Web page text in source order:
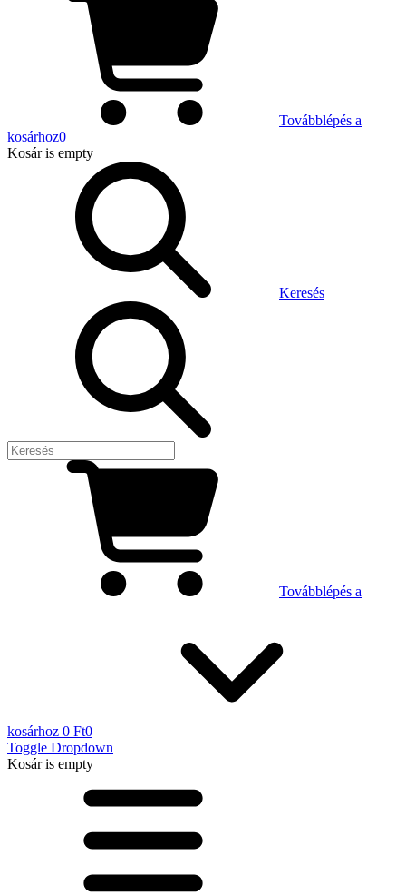
Továbblépés a
kosárhoz0
Kosáris empty
Keresés
Továbblépés a
kosárhoz 0 Ft0
Toggle Dropdown
Kosáris empty